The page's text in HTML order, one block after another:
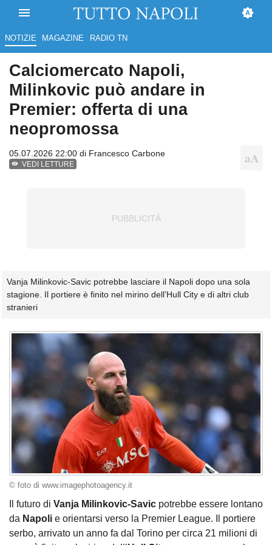
NOTIZIE MAGAZINE RADIO TN
Calciomercato Napoli,
Milinkovic può andare in
Premier: offerta di una
neopromossa
05.07.2026 22:00 di Francesco Carbone
VEDI LETTURE
Vanja Milinkovic-Savic potrebbe lasciare il Napoli dopo una sola
stagione. Il portiere è finito nel mirino dell’Hull City e di altri club
stranieri
© foto di www.imagephotoagency.it
Il futuro di Vanja Milinkovic-Savic potrebbe essere lontano
da Napoli e orientarsi verso la Premier League. Il portiere
serbo, arrivato un anno fa dal Torino per circa 21 milioni di